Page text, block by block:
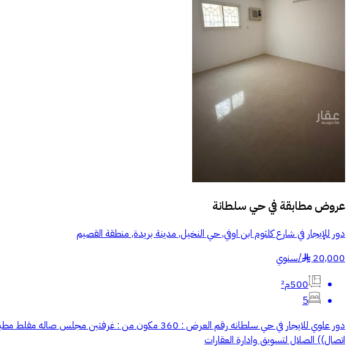
عروض مطابقة فيحي سلطانة
دور للإيجار في شارع كلثوم ابن اوفي, حي النخيل, مدينة بريدة, منطقة القصيم
20,000
§
/سنوي
500م²
5
اتصال)) الصلال لتسويق وادارة العقارات